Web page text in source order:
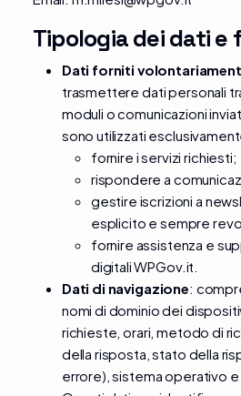
Tipologia dei dati e
Dati forniti
trasmettere dati personali
moduli o comunicazioni
sono utilizzati
fornire i servizi richiesti;
rispondere a
gestire iscrizioni a
esplicito e sempre
fornire assistenza e
digitali WPGov.it.
Dati di navigazione:
nomi di dominio dei
richieste, orari, metodo di
della risposta, stato della
errore), sistema operativo